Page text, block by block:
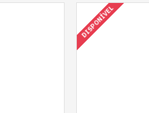
DISPONÍVEL